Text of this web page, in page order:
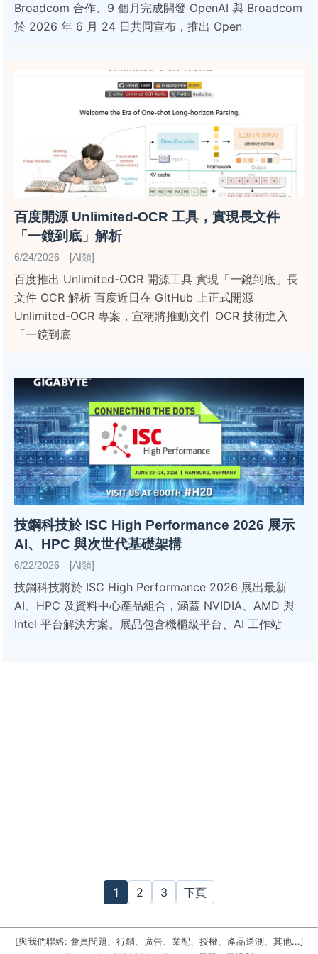
Broadcom 合作、9 個月完成開發 OpenAI 與 Broadcom
於 2026 年 6 月 24 日共同宣布，推出 Open
百度開源 Unlimited-OCR 工具，實現長文件
「一鏡到底」解析
6/24/2026 [AI類]
百度推出 Unlimited-OCR 開源工具 實現「一鏡到底」長
文件 OCR 解析 百度近日在 GitHub 上正式開源
Unlimited-OCR 專案，宣稱將推動文件 OCR 技術進入
「一鏡到底
技鋼科技於 ISC High Performance 2026 展示
AI、HPC 與次世代基礎架構
6/22/2026 [AI類]
技鋼科技將於 ISC High Performance 2026 展出最新
AI、HPC 及資料中心產品組合，涵蓋 NVIDIA、AMD 與
Intel 平台解決方案。展品包含機櫃級平台、AI 工作站
1 2 3 下頁
[與我們聯絡: 會員問題、行銷、廣告、業配、授權、產品送測、其他...]